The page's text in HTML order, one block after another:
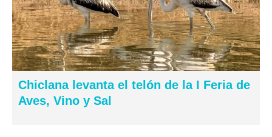
Chiclana levanta el telón de la I Feria de
Aves, Vino y Sal